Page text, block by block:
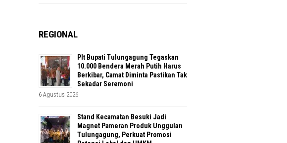
REGIONAL
Plt Bupati Tulungagung Tegaskan
10.000 Bendera Merah Putih Harus
Berkibar, Camat Diminta Pastikan Tak
Sekadar Seremoni
6 Agustus 2026
Stand Kecamatan Besuki Jadi
Magnet Pameran Produk Unggulan
Tulungagung, Perkuat Promosi